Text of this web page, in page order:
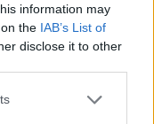
information may
the IAB’s List of
disclose it to other
Καληφώνη στην
μπικίνι ‑ δείτε
φωτογραφίες